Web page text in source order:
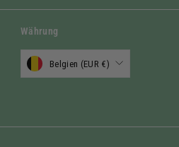
Währung
Belgien (EUR €)